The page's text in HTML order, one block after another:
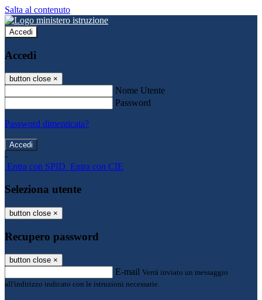
Salta al contenuto
Accedi
Accedi
button close ×
Nome Utente
Password
Password dimenticata?
-
Entra con SPID Entra con CIE
Seleziona utente
button close ×
Recupero password
button close ×
E-mail Verrà inviato un messaggio
all'indirizzo indicato con le istruzioni necessarie.